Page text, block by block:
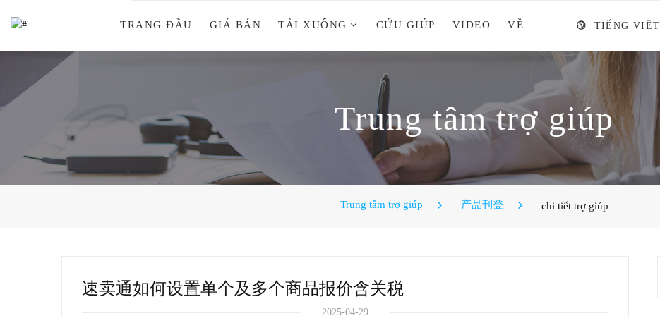
TIẾNG VIỆT
TRANG ĐẦU GIÁ BÁN TẢI XUỐNG CỨU GIÚP VIDEO VỀ
Trung tâm trợ giúp
Trung tâm trợ giúp 产品刊登 chi tiết trợ giúp
速卖通如何设置单个及多个商品报价含关税
2025-04-29